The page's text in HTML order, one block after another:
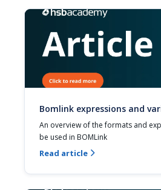
Bomlink expressions and
An overview of the formats and
be used in BOMLink
Read article 